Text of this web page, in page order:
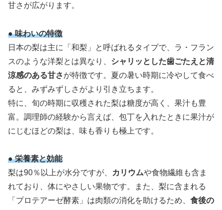
甘さが広がります。
● 味わいの特徴
日本の梨は主に「和梨」と呼ばれるタイプで、ラ・フラン
スのような洋梨とは異なり、 シャリッとした歯ごたえと清
涼感のある甘さが特徴です。夏の暑い時期に冷やして食べ
ると、みずみずしさがより引き立ちます。
特に、旬の時期に収穫された梨は糖度が高く、果汁も豊
富。調理師の経験から言えば、包丁を入れたときに果汁が
にじむほどの梨は、味も香りも極上です。
● 栄養素と効能
梨は90％以上が水分ですが、
カリウムや食物繊維も含ま
れており、体にやさしい果物です。また、梨に含まれる
「プロテアーゼ酵素」は肉類の消化を助けるため、 食後の